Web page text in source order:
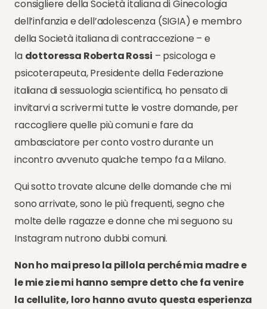
consigliere della Società italiana di Ginecologia
dell’infanzia e dell’adolescenza (SIGIA) e membro
della Società italiana di contraccezione – e
la dottoressa Roberta Rossi – psicologa e
psicoterapeuta, Presidente della Federazione
italiana di sessuologia scientifica, ho pensato di
invitarvi a scrivermi tutte le vostre domande, per
raccogliere quelle più comuni e fare da
ambasciatore per conto vostro durante un
incontro avvenuto qualche tempo fa a Milano.
Qui sotto trovate alcune delle domande che mi
sono arrivate, sono le più frequenti, segno che
molte delle ragazze e donne che mi seguono su
Instagram nutrono dubbi comuni.
Non ho mai preso la pillola perché mia madre e
le mie zie mi hanno sempre detto che fa venire
la cellulite, loro hanno avuto questa esperienza